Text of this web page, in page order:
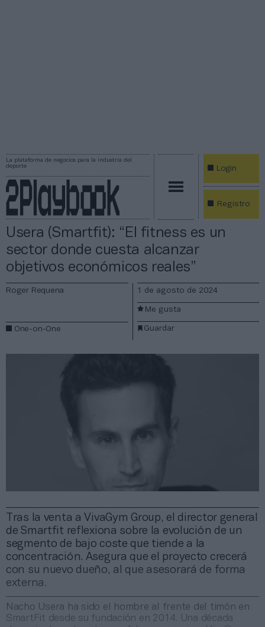
La plataforma de negocios para la industria del
deporte
Login
Registro
Usera (Smartfit): “El fitness es un
sector donde cuesta alcanzar
objetivos económicos reales”
Tras la venta a VivaGym Group, el director general
de Smartfit reflexiona sobre la evolución de un
segmento de bajo coste que tiende a la
concentración. Asegura que el proyecto crecerá
con su nuevo dueño, al que asesorará de forma
externa.
Roger Requena
One-on-One
1 de agosto de 2024
Guardar
Me gusta
Nacho Usera ha sido el hombre al frente del timón en
SmartFit desde su fundación en 2014. Una década